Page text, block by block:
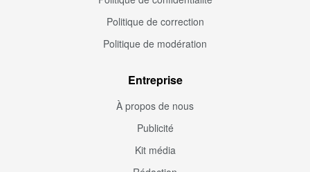
Politique de correction
Politique de modération
Entreprise
À propos de nous
Publicité
Kit média